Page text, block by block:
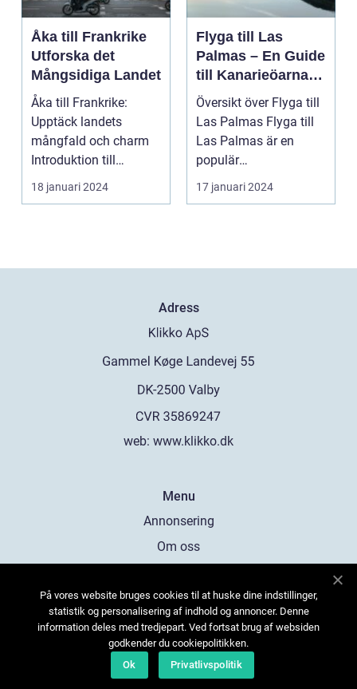
Åka till Frankrike
Utforska det
Mångsidiga Landet
Åka till Frankrike:
Upptäck landets
mångfald och charm
Introduktion till
Frankrike och dess
popular...
18 januari 2024
Flyga till Las
Palmas – En Guide
till Kanarieöarnas
Pärla
Översikt över Flyga till
Las Palmas Flyga till
Las Palmas är en
populär
semesterdestination
för män...
17 januari 2024
Adress
web: www.klikko.dk
Menu
Annonsering
Om oss
Kontakta oss
Sitemap
På vores website bruges cookies til at huske dine indstillinger,
statistik og personalisering af indhold og annoncer. Denne
information deles med tredjepart. Ved fortsat brug af websiden
godkender du cookiepolitikken.
Ok
Privatlivspolitik